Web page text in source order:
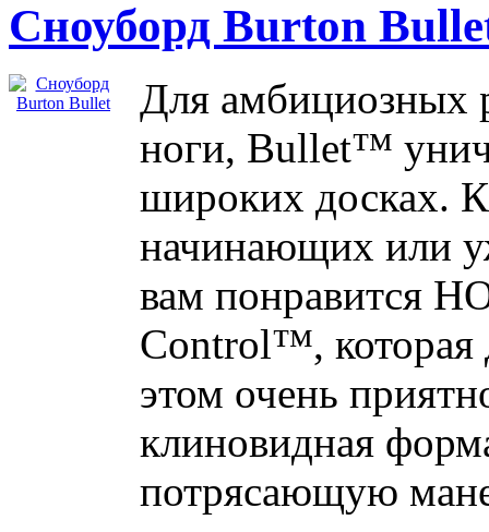
Сноуборд Burton
Для амбициозных
ноги, Bullet™
широких досках.
начинающих или
вам понравится
Control™, которая
этом очень
клиновидная
потрясающую